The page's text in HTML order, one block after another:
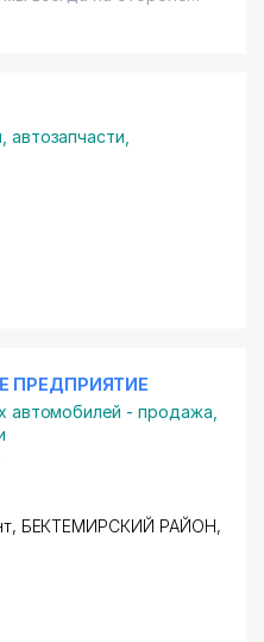
ПРЕДПРИЯТИЕ
автомобилей - продажа,
БЕКТЕМИРСКИЙ РАЙОН,